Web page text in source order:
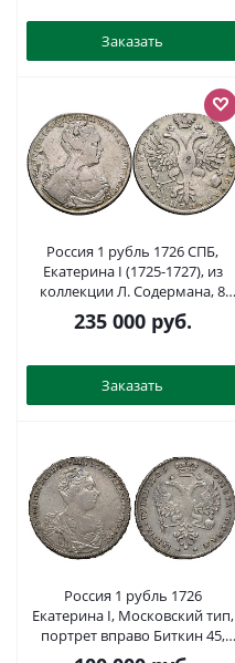
Заказать
Россия 1 рубль 1726 СПБ,
Екатерина I (1725-1727), из
коллекции Л. Содермана, 8
рублей по Ильину, 15 рублей
по Петрову Биткин 147 (R1)
235 000руб.
Заказать
Россия 1 рубль 1726
Екатерина I, Московский тип,
портрет вправо Биткин 45,
Dav. 1665 R серебро 00-000-00